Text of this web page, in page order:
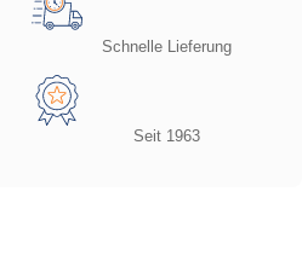
Schnelle Lieferung
Seit 1963